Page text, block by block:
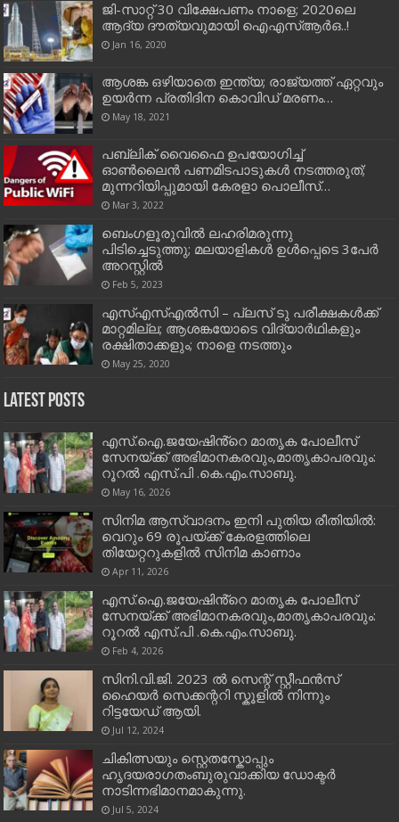
ജി-സാറ്റ് 30 വിക്ഷേപണം നാളെ; 2020ലെ
ആദ്യ ദൗത്യവുമായി ഐഎസ്‌ആര്‍ഒ..!
Jan 16, 2020
ആശങ്ക ഒഴിയാതെ ഇന്ത്യ; രാജ്യത്ത് ഏറ്റവും
ഉയര്‍ന്ന പ്രതിദിന കൊവിഡ് മരണം…
May 18, 2021
പബ്ലിക് വൈഫൈ ഉപയോഗിച്ച്‌
ഓണ്‍ലൈന്‍ പണമിടപാടുകള്‍ നടത്തരുത്;
മുന്നറിയിപ്പുമായി കേരളാ പൊലീസ്…
Mar 3, 2022
ബെംഗളൂരുവില്‍ ലഹരിമരുന്നു
പിടിച്ചെടുത്തു; മലയാളികള്‍ ഉള്‍പ്പെടെ 3പേര്‍
അറസ്റ്റില്‍
Feb 5, 2023
എസ്‌എസ്‌എല്‍സി – പ്ലസ് ടു പരീക്ഷകള്‍ക്ക്
മാറ്റമില്ല; ആശങ്കയോടെ വിദ്യാര്‍ഥികളും
രക്ഷിതാക്കളും; നാളെ നടത്തും
May 25, 2020
Latest Posts
എസ്.ഐ.ജയേഷിൻ്റെ മാതൃക പോലീസ്
സേനയ്ക്ക് അഭിമാനകരവും,മാതൃകാപരവും:
റൂറൽ എസ്.പി .കെ.എം.സാബു.
May 16, 2026
സിനിമ ആസ്വാദനം ഇനി പുതിയ രീതിയിൽ:
വെറും 69 രൂപയ്ക്ക് കേരളത്തിലെ
തിയേറ്ററുകളിൽ സിനിമ കാണാം
Apr 11, 2026
എസ്.ഐ.ജയേഷിൻ്റെ മാതൃക പോലീസ്
സേനയ്ക്ക് അഭിമാനകരവും,മാതൃകാപരവും:
റൂറൽ എസ്.പി .കെ.എം.സാബു.
Feb 4, 2026
സിനി.വി.ജി. 2023 ൽ സെന്റ് സ്റ്റീഫൻസ്
ഹൈയർ സെക്കന്ററി സ്കൂളിൽ നിന്നും
റിട്ടയേഡ് ആയി.
Jul 12, 2024
ചികിത്സയും സ്റ്റെതസ്കോപ്പും
ഹൃദയരാഗതംബുരുവാക്കിയ ഡോക്ടർ
നാടിന്നഭിമാനമാകുന്നു.
Jul 5, 2024